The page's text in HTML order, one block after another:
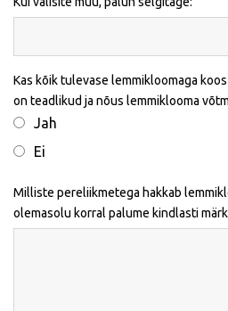
Kas kõik tulevase lemmikloomaga
on teadlikud ja nõus lemmiklooma
Jah
Ei
Milliste pereliikmetega hakkab
olemasolu korral palume kindlasti